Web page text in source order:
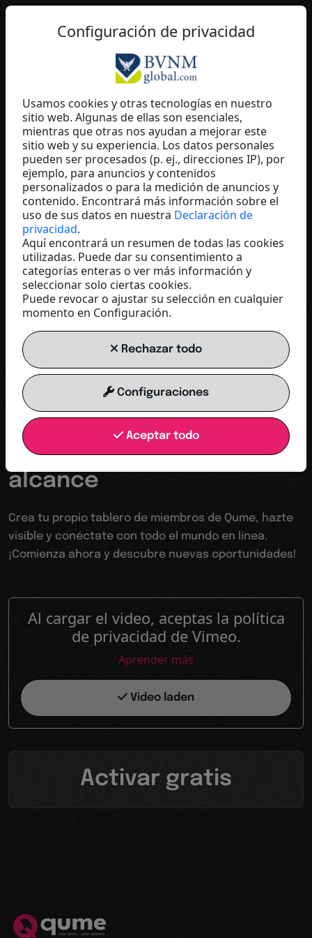
ES
Petra Schätz
Centropix
Germany
COMENZAR AHORA
Tu trampolín hacia un mundo digital
Hacerse visible aumentar
alcance
Crea tu propio tablero de miembros de Qume, hazte
visible y conéctate con todo el mundo en línea.
¡Comienza ahora y descubre nuevas oportunidades!
Al cargar el video, aceptas la política
de privacidad de Vimeo.
Aprender más
Video laden
Activar gratis
Configuración de privacidad
Usamos cookies y otras tecnologías en nuestro
sitio web. Algunas de ellas son esenciales,
mientras que otras nos ayudan a mejorar este
sitio web y su experiencia. Los datos personales
pueden ser procesados (p. ej., direcciones IP), por
ejemplo, para anuncios y contenidos
personalizados o para la medición de anuncios y
contenido. Encontrará más información sobre el
uso de sus datos en nuestra Declaración de
privacidad.
Aquí encontrará un resumen de todas las cookies
utilizadas. Puede dar su consentimiento a
categorías enteras o ver más información y
seleccionar solo ciertas cookies.
Puede revocar o ajustar su selección en cualquier
momento en Configuración.
Rechazar todo
Configuraciones
Aceptar todo